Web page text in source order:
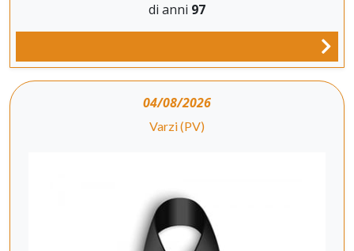
di anni 97
04/08/2026
Varzi (PV)